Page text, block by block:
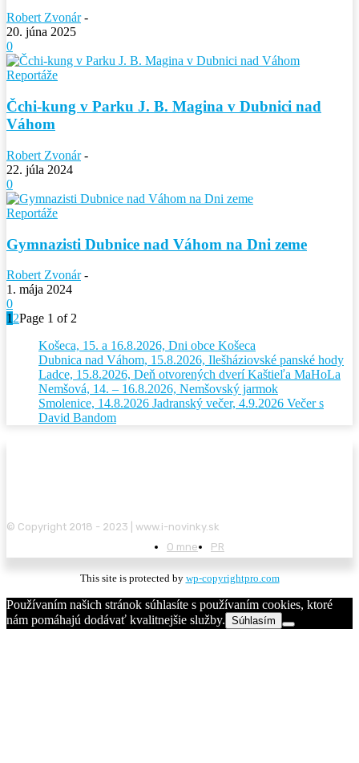
Robert Zvonár -
20. júna 2025
0
Reportáže
Čchi-kung v Parku J. B. Magina v Dubnici nad
Váhom
Robert Zvonár -
22. júla 2024
0
Reportáže
Gymnazisti Dubnice nad Váhom na Dni zeme
Robert Zvonár -
1. mája 2024
0
1 2Page 1 of 2
Košeca, 15. a 16.8.2026, Dni obce Košeca
Dubnica nad Váhom, 15.8.2026, Ilešháziovské panské hody
Ladce, 15.8.2026, Deň otvorených dverí Kaštieľa MaHoLa
Nemšová, 14. – 16.8.2026, Nemšovský jarmok
Smolenice, 14.8.2026 Jadranský večer, 4.9.2026 Večer s
David Bandom
© Copyright 2018 - 2023 | www.i-novinky.sk
O mne
PR
This site is protected by wp-copyrightpro.com
Používaním našich stránok súhlasíte s používaním cookies, ktoré
nám pomáhajú dodávať kvalitnejšie služby. Súhlasím